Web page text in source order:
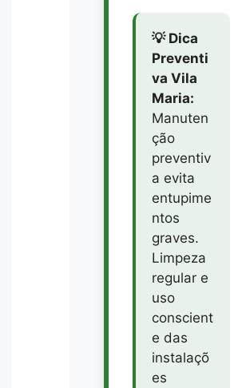
💡 Dica
Preventi
va Vila
Maria:
Manuten
ção
preventiv
a evita
entupime
ntos
graves.
Limpeza
regular e
uso
conscient
e das
instalaçõ
es